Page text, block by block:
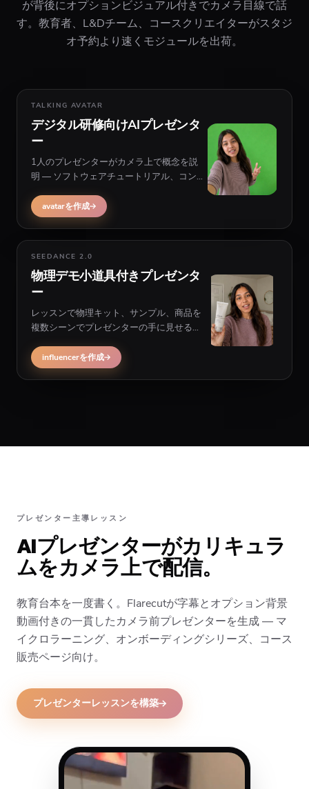
が背後にオプションビジュアル付きでカメラ目線で話
す。教育者、L&Dチーム、コースクリエイターがスタジ
オ予約より速くモジュールを出荷。
TALKING AVATAR
デジタル研修向けAIプレゼンタ
ー
1人のプレゼンターがカメラ上で概念を説
明 — ソフトウェアチュートリアル、コンプ
たはUI映像付きのコーストレーラー向け。
avatarを作成
SEEDANCE 2.0
物理デモ小道具付きプレゼンタ
ー
レッスンで物理キット、サンプル、商品を
複数シーンでプレゼンターの手に見せる必
が適合する可能性。
influencerを作成
プレゼンター主導レッスン
AIプレゼンターがカリキュラ
ムをカメラ上で配信。
教育台本を一度書く。Flarecutが字幕とオプション背景
動画付きの一貫したカメラ前プレゼンターを生成 — マ
イクロラーニング、オンボーディングシリーズ、コース
販売ページ向け。
プレゼンターレッスンを構築